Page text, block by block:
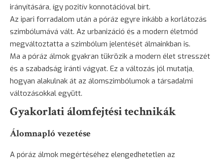
irányítására, így pozitív konnotációval bírt.
Az ipari forradalom után a póráz egyre inkább a korlátozás
szimbólumává vált. Az urbanizáció és a modern életmód
megváltoztatta a szimbólum jelentését álmainkban is.
Ma a póráz álmok gyakran tükrözik a modern élet stresszét
és a szabadság iránti vágyat. Ez a változás jól mutatja,
hogyan alakulnak át az álomszimbólumok a társadalmi
változásokkal együtt.
Gyakorlati álomfejtési technikák
Álomnapló vezetése
A póráz álmok megértéséhez elengedhetetlen az